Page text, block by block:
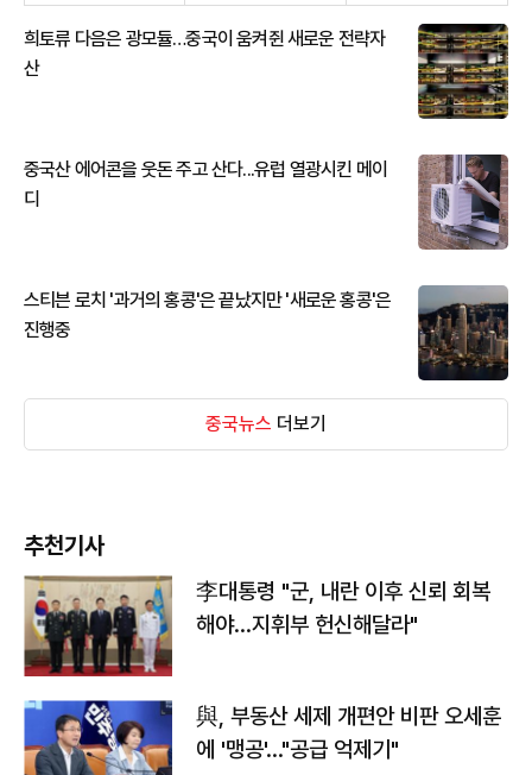
희토류 다음은 광모듈…중국이 움켜쥔 새로운 전략자
산
중국산 에어콘을 웃돈 주고 산다...유럽 열광시킨 메이
디
스티븐 로치 '과거의 홍콩'은 끝났지만 '새로운 홍콩'은
진행중
중국뉴스 더보기
추천기사
李대통령 "군, 내란 이후 신뢰 회복
해야…지휘부 헌신해달라"
與, 부동산 세제 개편안 비판 오세훈
에 '맹공'…"공급 억제기"